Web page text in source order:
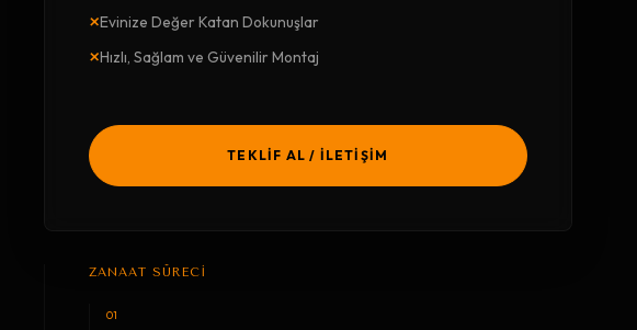
×Evinize Değer Katan Dokunuşlar
×Hızlı, Sağlam ve Güvenilir Montaj
TEKLİF AL / İLETİŞİM
ZANAAT SÜRECİ
01